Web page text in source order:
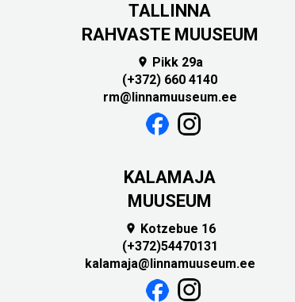
TALLINNA
RAHVASTE MUUSEUM
 Pikk 29a
(+372) 660 4140
rm@linnamuuseum.ee
KALAMAJA
MUUSEUM
 Kotzebue 16
(+372)54470131
kalamaja@linnamuuseum.ee